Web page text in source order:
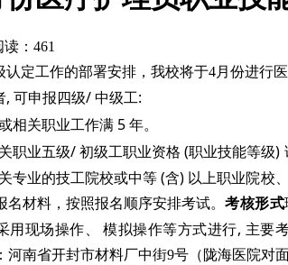
读：461
认定工作的部署安排，我校将于4月份进行
, 可申报四级/ 中级工:
相关职业工作满 5 年。
职业五级/ 初级工职业资格 (职业技能等级)
专业的技工院校或中等 (含) 以上职业院校、
名材料，按照报名顺序安排考试。考核形式
现场操作、 模拟操作等方式进行, 主要
河南省开封市材料厂中街9号（陇海医院对